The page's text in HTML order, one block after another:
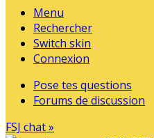
Menu
Rechercher
Switch skin
Connexion
Pose tes questions
Forums de discussion
FSJ chat »